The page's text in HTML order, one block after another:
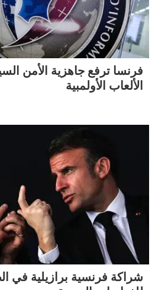
فرنسا ترفع جاهزية الأمن
الألعاب الأولمبية
شراكة فرنسية برازيلية في